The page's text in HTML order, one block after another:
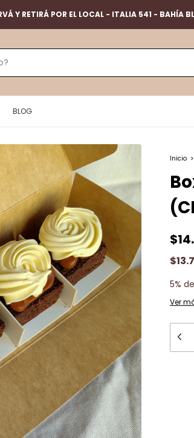
Y RETIRÁ POR EL LOCAL - ITALIA 541 - BAHÍA
BLOG
Inicio >
5%
Ver